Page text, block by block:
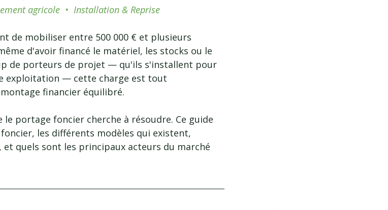
agricole  •  Installation & Reprise
de mobiliser entre 500 000 € et plusieurs
d'avoir financé le matériel, les stocks ou le
de porteurs de projet — qu'ils s'installent pour
exploitation — cette charge est tout
financier équilibré.
portage foncier cherche à résoudre. Ce guide
les différents modèles qui existent,
quels sont les principaux acteurs du marché